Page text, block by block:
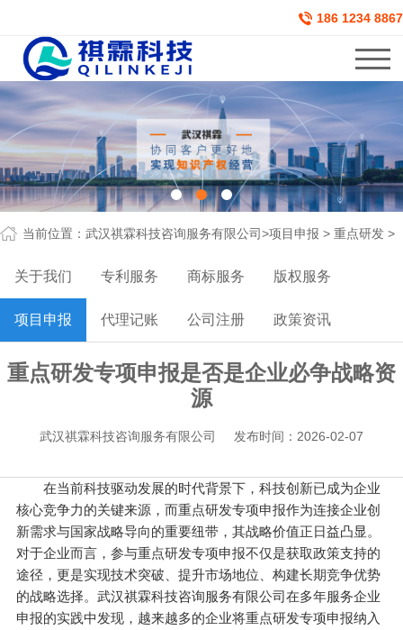
186 1234 8867
当前位置： 武汉祺霖科技咨询服务有限公司>项目申报 > 重点研发 >
关于我们 专利服务 商标服务 版权服务
项目申报 代理记账 公司注册 政策资讯
重点研发专项申报是否是企业必争战略资
源
武汉祺霖科技咨询服务有限公司 发布时间：2026-02-07
在当前科技驱动发展的时代背景下，科技创新已成为企业
核心竞争力的关键来源，而重点研发专项申报作为连接企业创
新需求与国家战略导向的重要纽带，其战略价值正日益凸显。
对于企业而言，参与重点研发专项申报不仅是获取政策支持的
途径，更是实现技术突破、提升市场地位、构建长期竞争优势
的战略选择。武汉祺霖科技咨询服务有限公司在多年服务企业
申报的实践中发现，越来越多的企业将重点研发专项申报纳入